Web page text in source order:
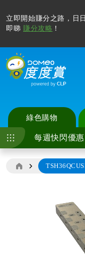
立即開始賺分之路，日
即睇 賺分攻略 ！
綠色購物
每週快閃優惠